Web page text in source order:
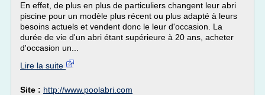
En effet, de plus en plus de particuliers changent leur abri
piscine pour un modèle plus récent ou plus adapté à leurs
besoins actuels et vendent donc le leur d'occasion. La
durée de vie d'un abri étant supérieure à 20 ans, acheter
d'occasion un...
Lire la suite
Site : http://www.poolabri.com